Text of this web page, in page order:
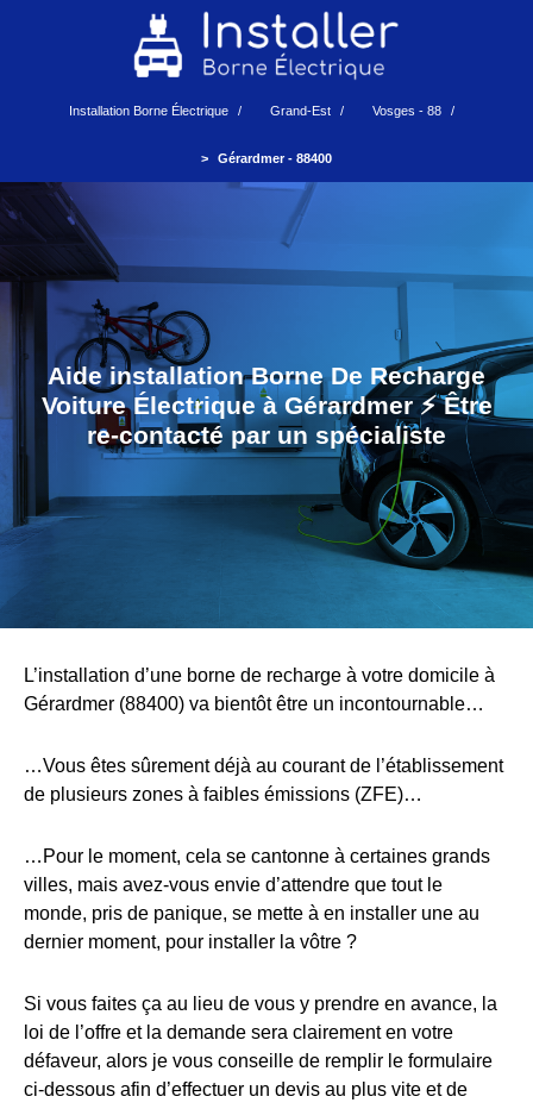
Installation Borne Électrique Grand-Est Vosges - 88
Gérardmer - 88400
Aide installation Borne De Recharge
Voiture Électrique à Gérardmer ⚡️ Être
re-contacté par un spécialiste
L’installation d’une borne de recharge à votre domicile à
Gérardmer (88400) va bientôt être un incontournable…
…Vous êtes sûrement déjà au courant de l’établissement
de plusieurs zones à faibles émissions (ZFE)…
…Pour le moment, cela se cantonne à certaines grands
villes, mais avez-vous envie d’attendre que tout le
monde, pris de panique, se mette à en installer une au
dernier moment, pour installer la vôtre ?
Si vous faites ça au lieu de vous y prendre en avance, la
loi de l’offre et la demande sera clairement en votre
défaveur, alors je vous conseille de remplir le formulaire
ci-dessous afin d’effectuer un devis au plus vite et de